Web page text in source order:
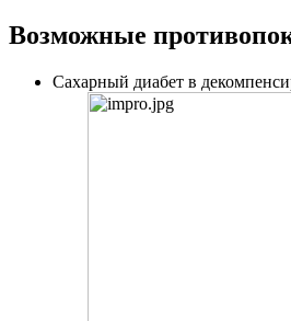
Возможные
Сахарный диабет в